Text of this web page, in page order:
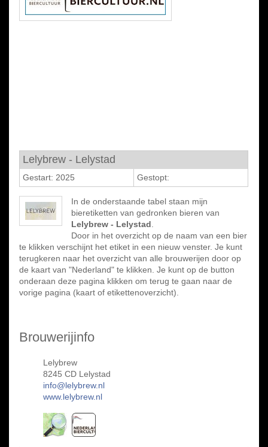
Lelybrew - Lelystad
Gestart: 2025 Gestopt:
In de onderstaande tabel staan mijn
bieretiketten van gedronken bieren van
Lelybrew - Lelystad
Door in het overzicht op de naam van een bier
te klikken verschijnt het etiket in een nieuw venster. Je kunt
terugkeren naar het overzicht van alle brouwerijen door op
de kaart van "Nederland" te klikken. Je kunt op de button
onderaan deze pagina klikken om terug te gaan naar de
vorige pagina (kaart of etikettenoverzicht).
Brouwerijinfo
Lelybrew
8245 CD Lelystad
info@lelybrew.nl
www.lelybrew.nl